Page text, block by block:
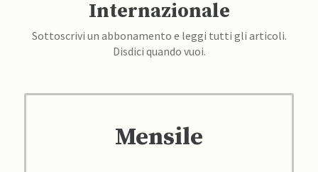
Internazionale
Sottoscrivi un abbonamento e leggi tutti gli articoli.
Disdici quando vuoi.
Mensile